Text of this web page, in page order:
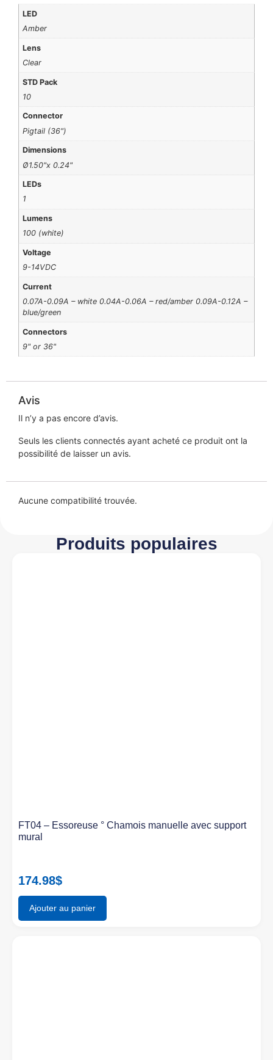
LED
Amber
Lens
Clear
STD Pack
10
Connector
Pigtail (36")
Dimensions
Ø1.50"x 0.24"
LEDs
1
Lumens
100 (white)
Voltage
9-14VDC
Current
0.07A-0.09A – white 0.04A-0.06A – red/amber 0.09A-0.12A –
blue/green
Connectors
9" or 36"
Avis
Il n’y a pas encore d’avis.
Seuls les clients connectés ayant acheté ce produit ont la
possibilité de laisser un avis.
Aucune compatibilité trouvée.
Produits populaires
FT04 – Essoreuse ° Chamois manuelle avec support
mural
174.98$
Ajouter au panier